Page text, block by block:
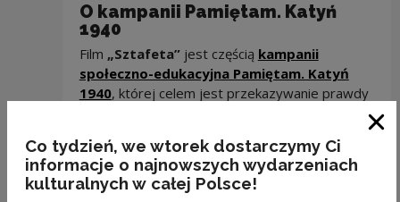
O kampanii Pamiętam. Katyń
1940
Film „Sztafeta”jest częścią kampanii
społeczno-edukacyjna Pamiętam. Katyń
1940, której celem jest przekazywanie prawdy
współczesnego patriotyzmu. Symbolem
kampanii jestreplika guzikaz polskiego
munduru oficerskiego odnalezionego w lesie
Co tydzień, we wtorek dostarczymy Ci
informacje o najnowszych wydarzeniach
kulturalnych w całej Polsce!